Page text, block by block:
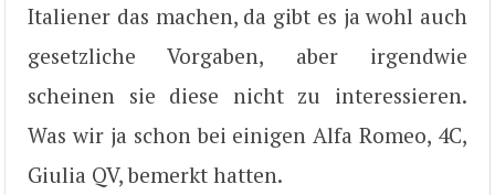
Italiener das machen, da gibt es ja wohl auch
gesetzliche Vorgaben, aber irgendwie
scheinen sie diese nicht zu interessieren.
Was wir ja schon bei einigen Alfa Romeo, 4C,
Giulia QV, bemerkt hatten.